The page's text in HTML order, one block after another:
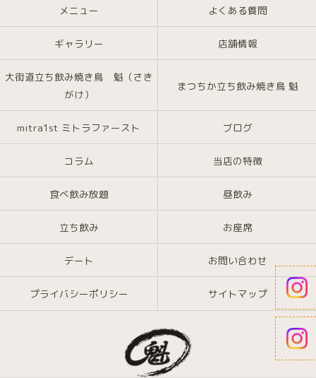
メニュー よくある質問
ギャラリー 店舗情報
大街道立ち飲み焼き鳥 魁（さき
がけ）
まつちか立ち飲み焼き鳥 魁
mitra1st ミトラファースト ブログ
コラム 当店の特徴
食べ飲み放題 昼飲み
立ち飲み お座席
デート お問い合わせ
プライバシーポリシー サイトマップ